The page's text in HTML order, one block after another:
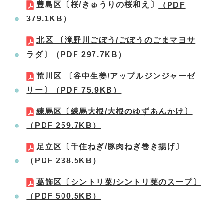
豊島区〔桜/きゅうりの桜和え〕
（PDF
379.1KB）
北区 〔滝野川ごぼう/ごぼうのごまマヨサ
ラダ〕
（PDF 297.7KB）
荒川区 〔谷中生姜/アップルジンジャーゼ
リー〕
（PDF 75.9KB）
練馬区〔練馬大根/大根のゆずあんかけ〕
（PDF 259.7KB）
足立区〔千住ねぎ/豚肉ねぎ巻き揚げ〕
（PDF 238.5KB）
葛飾区〔シントリ菜/シントリ菜のスープ〕
（PDF 500.5KB）